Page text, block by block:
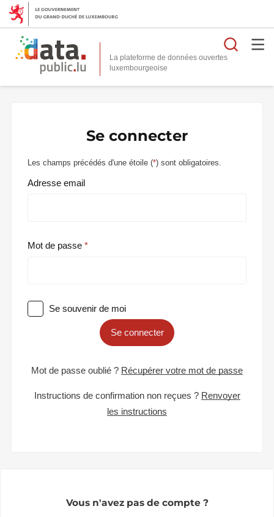
La plateforme de données ouvertes
Se connecter
Les champs précédés d'une étoile (*) sont obligatoires.
Adresse email
Mot de passe
Se souvenir de moi
Se connecter
Mot de passe oublié ? Récupérer votre mot de passe
Instructions de confirmation non reçues ? Renvoyer
les instructions
Vous n'avez pas de compte ?